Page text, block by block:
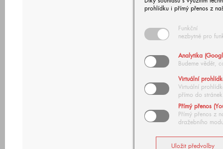
prohlídku i přímý přenos z
Funkční
nezbytné pro
Analytika
Budeme vědět,
Virtuální
Virtuální
přímo do stránek
Přímý přenos
Přímý přenos z
dražebního